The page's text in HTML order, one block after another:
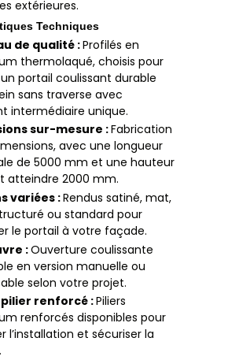
extérieures.
Techniques
de qualité :Profilés en
thermolaqué, choisis pour
portail coulissant durable
sans traverse avec
intermédiaire unique.
sur-mesure :Fabrication
avec une longueur
de 5000 mm et une hauteur
atteindre 2000 mm.
variées :Rendus satiné, mat,
ou standard pour
le portail à votre façade.
:Ouverture coulissante
en version manuelle ou
selon votre projet.
renforcé :Piliers
renforcés disponibles pour
l’installation et sécuriser la